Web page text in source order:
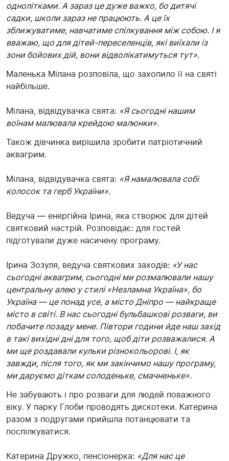
однолітками. А зараз це дуже важко, бо дитячі
садки, школи зараз не працюють. А це їх
зближуватиме, навчатиме спілкування між собою. І я
вважаю, що для дітей-переселенців, які виїхали із
зони бойових дій, вони відволікатимуться тут».
Маленька Мілана розповіла, що захопило її на святі
найбільше.
Мілана, відвідувачка свята: «Я сьогодні нашим
воїнам малювала крейдою малюнки».
Також дівчинка вирішила зробити патріотичний
аквагрим.
Мілана, відвідувачка свята: «Я намалювала собі
колосок та герб України».
Ведуча — енергійна Ірина, яка створює для дітей
святковий настрій. Розповідає: для гостей
підготували дуже насичену програму.
Ірина Зозуля, ведуча святкових заходів: «У нас
сьогодні аквагрим, сьогодні ми розмалювали нашу
центральну алею у стилі «Незламна Україна», бо
Україна — це понад усе, а місто Дніпро — найкраще
місто в світі. В нас сьогодні бульбашкові розваги, ви
побачите позаду мене. Півтори години йде наш захід
в такі вихідні дні для того, щоб діти розважалися. А
ми ще роздавали кульки різнокольорові. І, як
завжди, після того, як ми закінчимо нашу програму,
ми даруємо діткам солоденьке, смачненьке».
Не забувають і про розваги для людей поважного
віку. У парку Глоби проводять дискотеки. Катерина
разом з подругами прийшла потанцювати та
поспілкуватися.
Катерина Дружко, пенсіонерка: «Для нас це